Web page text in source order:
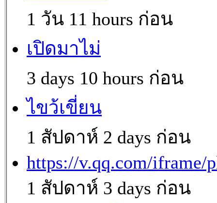
1 วัน 11 hours ก่อน
เปิดมาไม่
3 days 10 hours ก่อน
ไขว้เขี่ยน
1 สัปดาห์ 2 days ก่อน
https://v.qq.com/iframe/
1 สัปดาห์ 3 days ก่อน